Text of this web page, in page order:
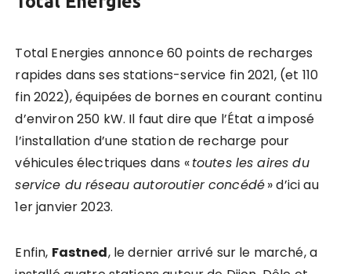
Total Energies annonce 60 points de recharges
rapides dans ses stations-service fin 2021, (et 110
fin 2022), équipées de bornes en courant continu
d’environ 250 kW. Il faut dire que l’État a imposé
l’installation d’une station de recharge pour
véhicules électriques dans «toutes les aires du
service du réseau autoroutier concédé» d’ici au
1er janvier 2023.
Enfin, Fastned, le dernier arrivé sur le marché, a